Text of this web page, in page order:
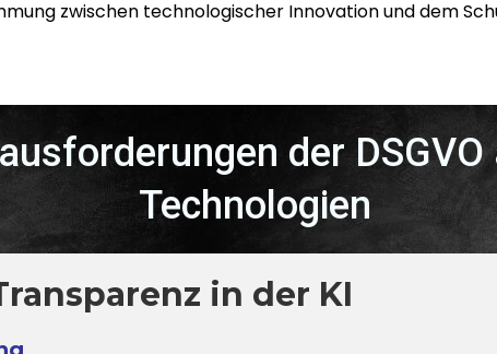
zwischen technologischer Innovation und dem
der
Technologien
in der KI